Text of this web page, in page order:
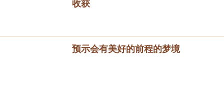
收获
预示会有美好的前程的梦境